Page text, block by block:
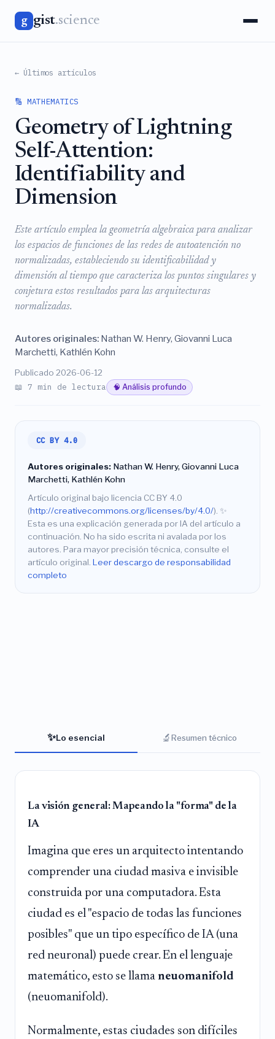
g gist.science
← Últimos artículos
🔢 MATHEMATICS
Geometry of Lightning
Self-Attention:
Identifiability and
Dimension
Este artículo emplea la geometría algebraica para analizar
los espacios de funciones de las redes de autoatención no
normalizadas, estableciendo su identificabilidad y
dimensión al tiempo que caracteriza los puntos singulares y
conjetura estos resultados para las arquitecturas
normalizadas.
Autores originales: Nathan W. Henry, Giovanni Luca
Marchetti, Kathlén Kohn
Publicado 2026-06-12
📖 7 min de lectura 🧠 Análisis profundo
CC BY 4.0
Autores originales: Nathan W. Henry, Giovanni Luca
Marchetti, Kathlén Kohn
Artículo original bajo licencia CC BY 4.0
(http://creativecommons.org/licenses/by/4.0/). ✨
Esta es una explicación generada por IA del artículo a
continuación. No ha sido escrita ni avalada por los
autores. Para mayor precisión técnica, consulte el
artículo original. Leer descargo de responsabilidad
completo
✨Lo esencial 🔬Resumen técnico
La visión general: Mapeando la "forma" de la
IA
Imagina que eres un arquitecto intentando
comprender una ciudad masiva e invisible
construida por una computadora. Esta
ciudad es el "espacio de todas las funciones
posibles" que un tipo específico de IA (una
red neuronal) puede crear. En el lenguaje
matemático, esto se llama neuomanifold
(neuomanifold).
Normalmente, estas ciudades son difíciles